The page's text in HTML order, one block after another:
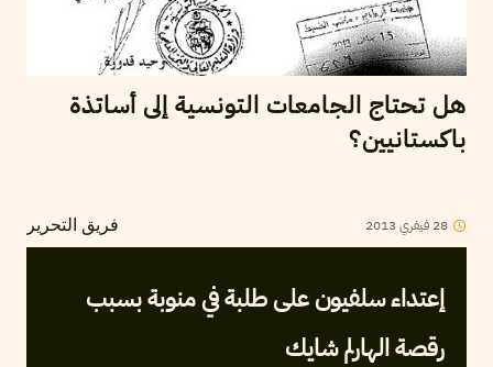
هل تحتاج الجامعات التونسية إلى أساتذة
باكستانيين؟
فريق التحرير 28 فيفري 2013
إعتداء سلفيون على طلبة في منوبة بسبب
رقصة الهارلم شايك